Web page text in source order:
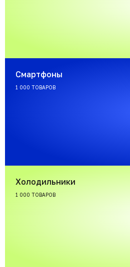
Смартфоны
1 000 ТОВАРОВ
Холодильники
1 000 ТОВАРОВ